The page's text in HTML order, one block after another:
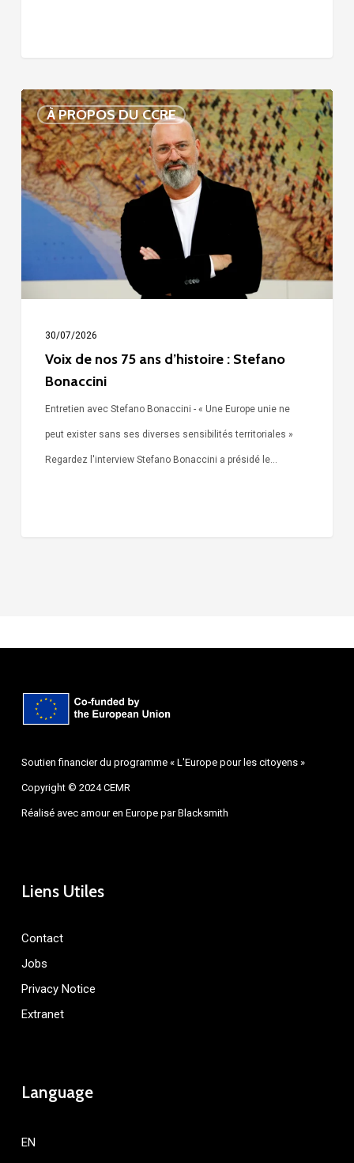
À PROPOS DU CCRE
Voix
de
nos
75
ans
d’histoire
Stefano
Bonaccini
30/07/2026
Voix de nos 75 ans d’histoire : Stefano
Bonaccini
Entretien avec Stefano Bonaccini - « Une Europe unie ne
peut exister sans ses diverses sensibilités territoriales »
Regardez l'interview Stefano Bonaccini a présidé le…
Soutien financier du programme « L'Europe pour les citoyens »
Copyright © 2024 CEMR
Réalisé avec amour en Europe parBlacksmith
Liens Utiles
Contact
Jobs
Privacy Notice
Extranet
Language
EN